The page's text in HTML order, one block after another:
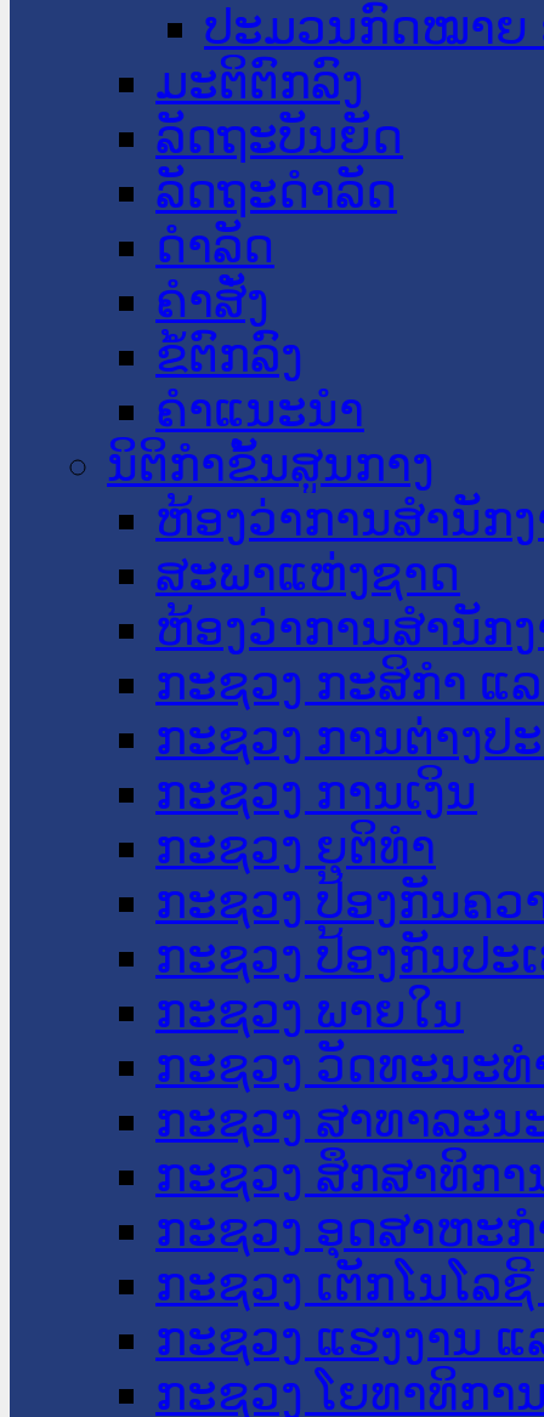
ປະມວນກົດໝາຍ
ມະຕິຕົກລົງ
ລັດຖະບັນຍັດ
ລັດຖະດໍາລັດ
ດໍາລັດ
ຄໍາສັ່ງ
ຂໍ້ຕົກລົງ
ຄໍາແນະນໍາ
ນິຕິກໍາຂັ້ນສູນກາງ
ຫ້ອງວ່າການສໍານັກ
ສະພາແຫ່ງຊາດ
ຫ້ອງວ່າການສຳນັກ
ກະຊວງ ກະສິກຳ ແ
ກະຊວງ ການຕ່າງປ
ກະຊວງ ການເງິນ
ກະຊວງ ຍຸຕິທໍາ
ກະຊວງ ປ້ອງກັນຄວ
ກະຊວງ ປ້ອງກັນປະ
ກະຊວງ ພາຍໃນ
ກະຊວງ ວັດທະນະ
ກະຊວງ ສາທາລະນ
ກະຊວງ ສຶກສາທິກາ
ກະຊວງ ອຸດສາຫະ
ກະຊວງ ເຕັກໂນໂລ
ກະຊວງ ແຮງງານ
ກະຊວງ ໂຍທາທິກາ